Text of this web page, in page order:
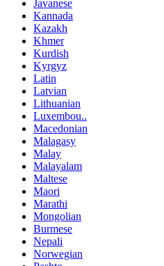
Javanese
Kannada
Kazakh
Khmer
Kurdish
Kyrgyz
Latin
Latvian
Lithuanian
Luxembou..
Macedonian
Malagasy
Malay
Malayalam
Maltese
Maori
Marathi
Mongolian
Burmese
Nepali
Norwegian